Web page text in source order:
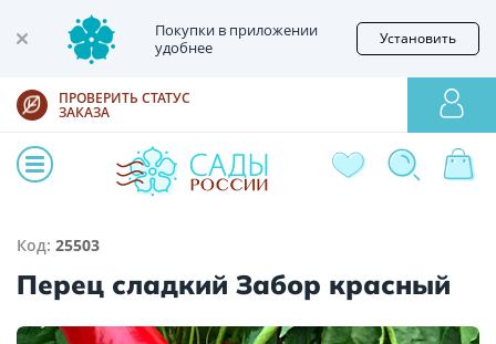
Покупки в приложении
удобнее
Установить
ПРОВЕРИТЬ СТАТУС
ЗАКАЗА
Код: 25503
Перец сладкий Забор красный